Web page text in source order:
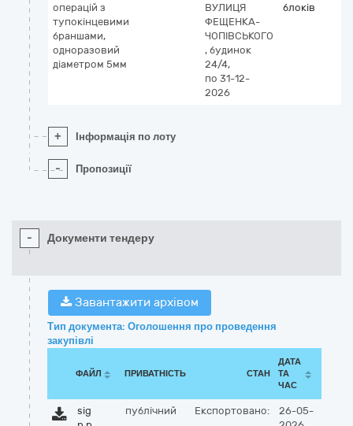
операцій з
тупокінцевими
браншами,
одноразовий
діаметром 5мм
ВУЛИЦЯ
ФЕЩЕНКА-
ЧОПІВСЬКОГО
, будинок
24/4,
по 31-12-
2026
блоків
+ Інформація по лоту
- Пропозиції
- Документи тендеру
Завантажити архівом
Тип документа: Оголошення про проведення
закупівлі
ФАЙЛ ПРИВАТНІСТЬ СТАН
ДАТА
ТА
ЧАС
sig
публічний Експортовано:
26-05-